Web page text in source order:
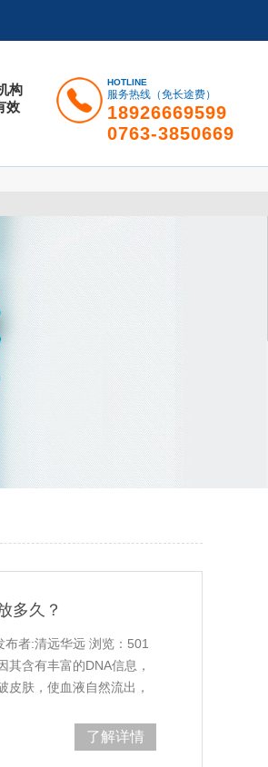
构
效
HOTLINE
服务热线（免长途费）
18926669599
0763-3850669
多久？
者:清远华远 浏览：501
含有丰富的DNA信息，
肤，使血液自然流出，
了解详情